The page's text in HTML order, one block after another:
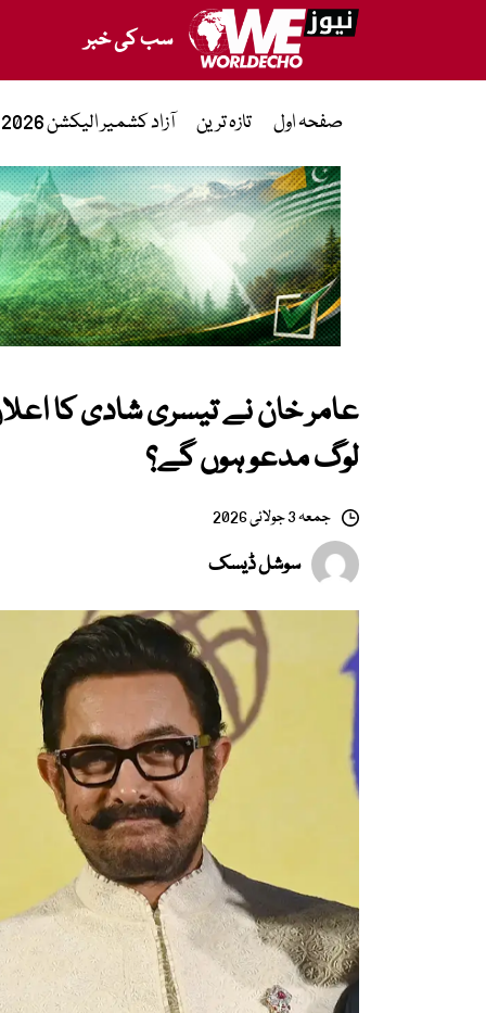
سب کی خبر
صفحہ اول تازہ ترین آزاد کشمیر الیکشن 2026
عامر خان نے تیسری شادی کا
لوگ مدعو ہوں گے؟
جمعہ 3 جولائی 2026
سوشل ڈیسک